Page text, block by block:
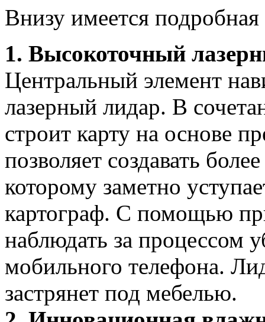
Внизу имеется
1. Высокоточный
Центральный элемент
лазерный лидар. В
строит карту на основе
позволяет создавать
которому заметно
картограф. С помощью
наблюдать за процессом
мобильного телефона.
застрянет под мебелью.